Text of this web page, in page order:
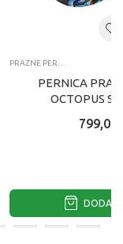
PRAZNE PERNICE
PERNICA
OCTOPUS
799,00
DODAJ